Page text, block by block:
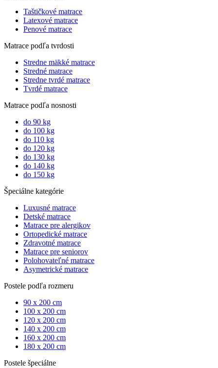
Taštičkové matrace
Latexové matrace
Penové matrace
Matrace podľa tvrdosti
Stredne mäkké matrace
Stredné matrace
Stredne tvrdé matrace
Tvrdé matrace
Matrace podľa nosnosti
do 90 kg
do 100 kg
do 110 kg
do 120 kg
do 130 kg
do 140 kg
do 150 kg
Špeciálne kategórie
Luxusné matrace
Detské matrace
Matrace pre alergikov
Ortopedické matrace
Zdravotné matrace
Matrace pre seniorov
Polohovateľné matrace
Asymetrické matrace
Postele podľa rozmeru
90 x 200 cm
100 x 200 cm
120 x 200 cm
140 x 200 cm
160 x 200 cm
180 x 200 cm
Postele špeciálne